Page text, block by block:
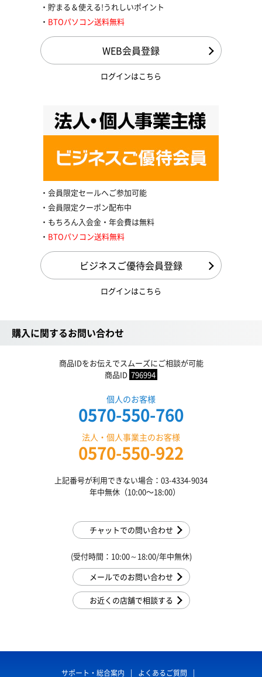
貯まる＆使える!うれしいポイント
BTOパソコン送料無料
WEB会員登録
ログインはこちら
会員限定セールへご参加可能
会員限定クーポン配布中
もちろん入会金・年会費は無料
BTOパソコン送料無料
ビジネスご優待会員登録
ログインはこちら
購入に関するお問い合わせ
商品IDをお伝えでスムーズにご相談が可能
商品ID 796994
個人のお客様
0570-550-760
法人・個人事業主のお客様
0570-550-922
上記番号が利用できない場合：03-4334-9034
年中無休（10:00〜18:00）
チャットでの問い合わせ
(受付時間：10:00～18:00/年中無休)
メールでのお問い合わせ
お近くの店舗で相談する
サポート・総合案内 よくあるご質問